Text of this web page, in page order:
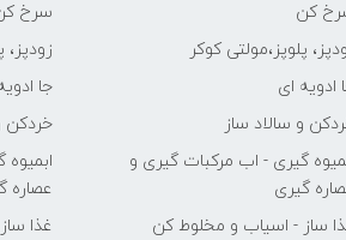
کن
پلوپز،مولتی کوکر
ادویه ای
و سالاد ساز
گیری - اب مرکبات گیری و
گیری
ساز - اسیاب و مخلوط کن
سرخ
زودپز،
جا
خردکن
عصاره
غذا